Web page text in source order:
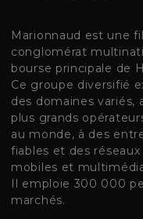
Marionnaud est une
conglomérat
bourse principale de
Ce groupe diversifié
des domaines variés,
plus grands
au monde, à des
fiables et des
mobiles et
Il emploie 300 000
marchés.